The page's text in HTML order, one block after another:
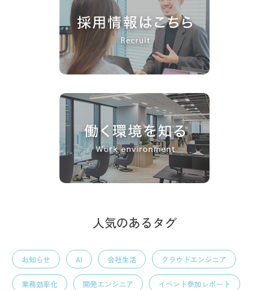
人気のあるタグ
お知らせ AI 会社生活 クラウドエンジニア
業務効率化 開発エンジニア イベント参加レポート